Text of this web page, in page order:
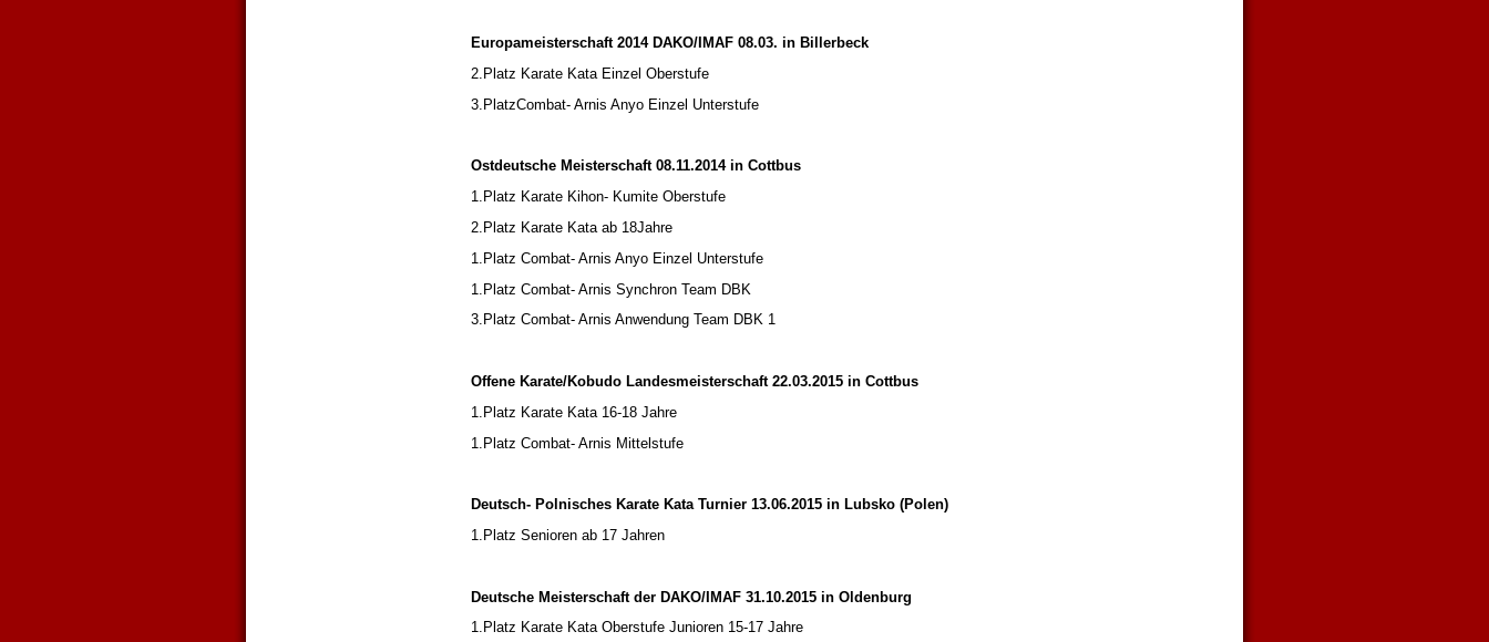
Europameisterschaft 2014 DAKO/IMAF 08.03. in Billerbeck
2.Platz Karate Kata Einzel Oberstufe
3.PlatzCombat- Arnis Anyo Einzel Unterstufe
Ostdeutsche Meisterschaft 08.11.2014 in Cottbus
1.Platz Karate Kihon- Kumite Oberstufe
2.Platz Karate Kata ab 18Jahre
1.Platz Combat- Arnis Anyo Einzel Unterstufe
1.Platz Combat- Arnis Synchron Team DBK
3.Platz Combat- Arnis Anwendung Team DBK 1
Offene Karate/Kobudo Landesmeisterschaft 22.03.2015 in Cottbus
1.Platz Karate Kata 16-18 Jahre
1.Platz Combat- Arnis Mittelstufe
Deutsch- Polnisches Karate Kata Turnier13.06.2015 in Lubsko (Polen)
1.Platz Senioren ab 17 Jahren
Deutsche Meisterschaft der DAKO/IMAF 31.10.2015 in Oldenburg
1.Platz Karate Kata Oberstufe Junioren 15-17 Jahre